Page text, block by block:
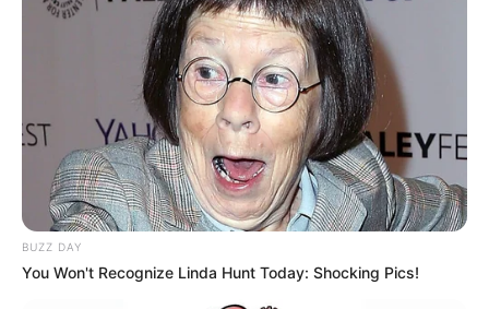
BUZZ DAY
You Won't Recognize Linda Hunt Today: Shocking Pics!